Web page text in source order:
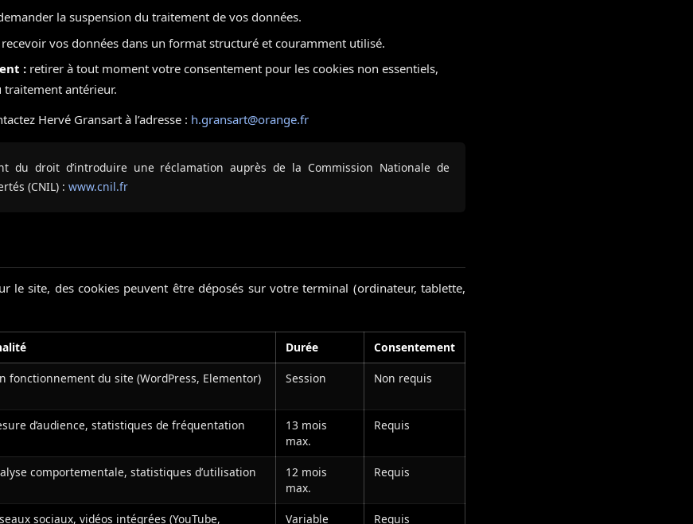
la suspension du traitement de vos données.
recevoir vos données dans un format structuré et couramment utilisé.
: retirer à tout moment votre consentement pour les cookies non essentiels,
traitement antérieur.
Hervé Gransart à l’adresse : h.gransart@orange.fr
du droit d’introduire une réclamation auprès de la Commission Nationale de
(CNIL) : www.cnil.fr
le site, des cookies peuvent être déposés sur votre terminal (ordinateur, tablette,
Durée Consentement
fonctionnement du site (WordPress, Elementor) Session Non requis
d’audience, statistiques de fréquentation
13 mois
max.
Requis
comportementale, statistiques d’utilisation
12 mois
max.
Requis
sociaux, vidéos intégrées (YouTube, Variable Requis